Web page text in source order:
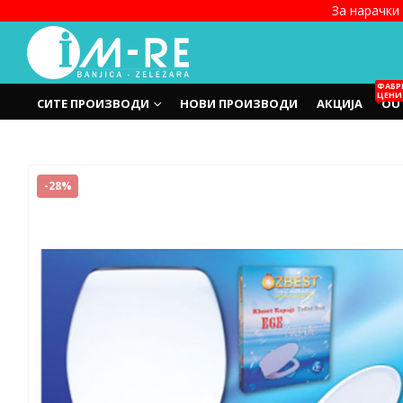
За
СИТЕ ПРОИЗВОДИ НОВИ ПРОИЗВОДИ АКЦИЈА
ЦЕНИ
-28%